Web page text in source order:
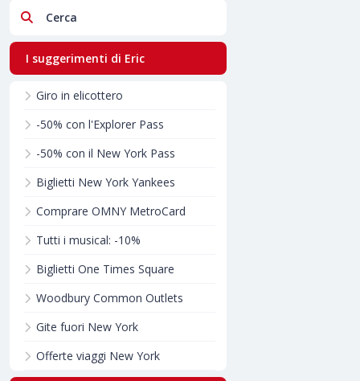
Cerca
I suggerimenti di Eric
Giro in elicottero
-50% con l'Explorer Pass
-50% con il New York Pass
Biglietti New York Yankees
Comprare OMNY MetroCard
Tutti i musical: -10%
Biglietti One Times Square
Woodbury Common Outlets
Gite fuori New York
Offerte viaggi New York